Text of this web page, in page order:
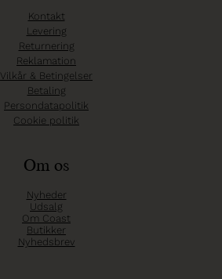
Kontakt
Levering
Returnering
Reklamation
Vilkår & Betingelser
Betaling
Persondatapolitik
Cookie politik
Om os
Nyheder
Udsalg
Om Coast
Butikker
Nyhedsbrev